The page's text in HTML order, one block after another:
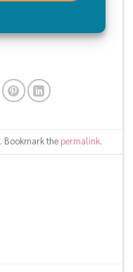
. Bookmark the permalink.